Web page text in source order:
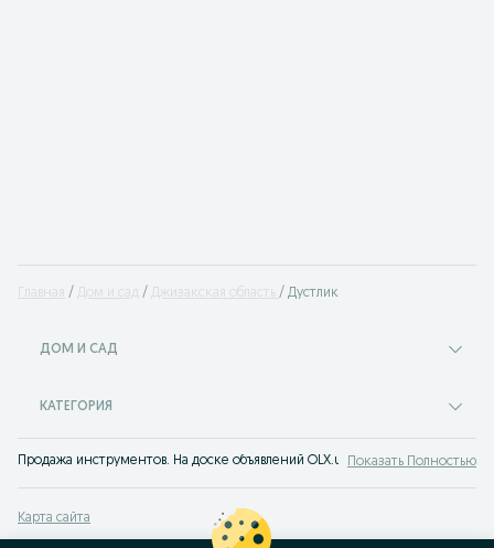
Главная Дом и сад Джизакская область Дустлик
ДОМ И САД
КАТЕГОРИЯ
Продажа инструментов. На доске объявлений OLX.uz Дустлик можно
Показать Полностью
Карта сайта